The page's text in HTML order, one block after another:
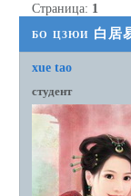
бо цзюи 白居
Страница: 1
xue tao
студент